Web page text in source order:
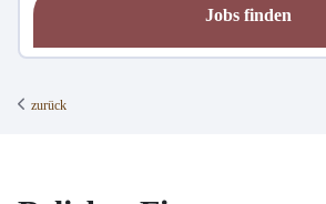
Jobs finden
zurück